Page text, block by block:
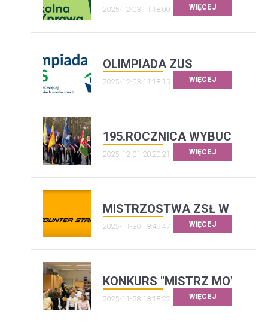
2025-12-03 11:18:00 WIĘCEJ
OLIMPIADA ZUS
2025-12-03 11:18:15 WIĘCEJ
195.ROCZNICA WYBUCHU
2025-12-01 20:20:21 WIĘCEJ
MISTRZOSTWA ZSŁ W
2025-11-30 13:49:47 WIĘCEJ
KONKURS "MISTRZ MOWY
2025-11-28 13:18:22 WIĘCEJ